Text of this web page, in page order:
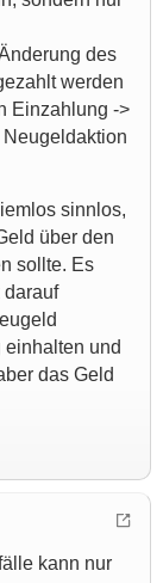
des
werden
Einzahlung ->
sinnlos,
über den
sollte. Es
darauf
und
das Geld
kann nur